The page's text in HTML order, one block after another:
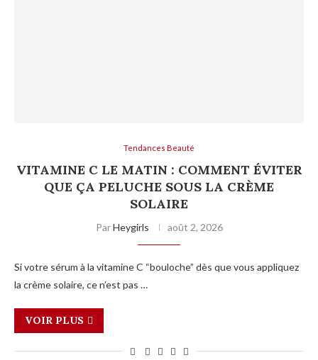
Tendances Beauté
VITAMINE C LE MATIN : COMMENT ÉVITER
QUE ÇA PELUCHE SOUS LA CRÈME
SOLAIRE
ParHeygirls août 2, 2026
Si votre sérum à la vitamine C “bouloche” dès que vous appliquez
la crème solaire, ce n’est pas …
VOIR PLUS